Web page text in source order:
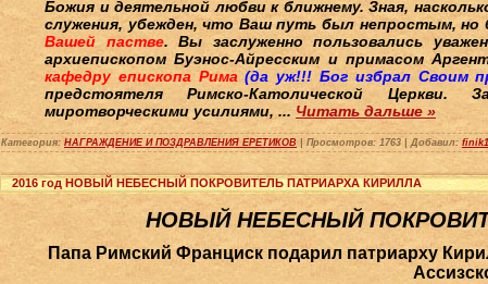
Божия и деятельной любви к ближнему. Зная,
служения, убежден, что Ваш путь был непростым, но
Вашей пастве. Вы заслуженно пользовались
архиепископом Буэнос-Айресским и примасом
кафедру епископа Рима (да уж!!! Бог избрал Своим
предстоятеля Римско-Католической Церкви.
миротворческими усилиями, ... Читать дальше »
Категория: НАГРАЖДЕНИЕ И ПОЗДРАВЛЕНИЯ ЕРЕТИКОВ Просмотров: 1763 Добавил:
2016 год НОВЫЙ НЕБЕСНЫЙ ПОКРОВИТЕЛЬ ПАТРИАРХА КИРИЛЛА
НОВЫЙ НЕБЕСНЫЙ
Папа Римский Франциск подарил патриарху